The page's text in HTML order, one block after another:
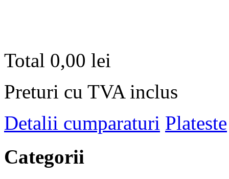
Total 0,00 lei
Preturi cu TVA inclus
Detalii cumparaturi Plateste
Categorii